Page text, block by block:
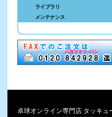
ライブラリ
メンテナンス
卓球オンライン専門店 タッキ